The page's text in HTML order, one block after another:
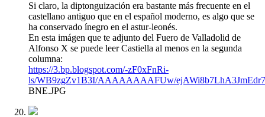
Si claro, la diptonguización era bastante más frecuente en el
castellano antiguo que en el español moderno, es algo que se
ha conservado ínegro en el astur-leonés.
En esta imágen que te adjunto del Fuero de Valladolid de
Alfonso X se puede leer Castiella al menos en la segunda
columna:
https://3.bp.blogspot.com/-zF0xFnRi-
ls/WB9zgZv1B3I/AAAAAAAAFUw/
BNE.JPG